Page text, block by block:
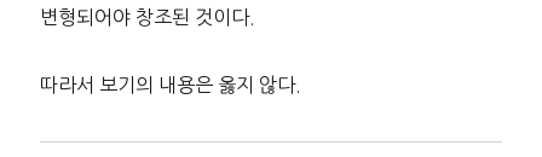
변형되어야 창조된 것이다.
따라서 보기의 내용은 옳지 않다.